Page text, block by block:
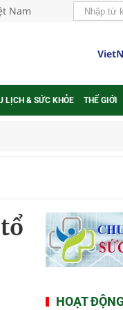
Nam
LỊCH & SỨC KHỎE THẾ GIỚI
HOẠT